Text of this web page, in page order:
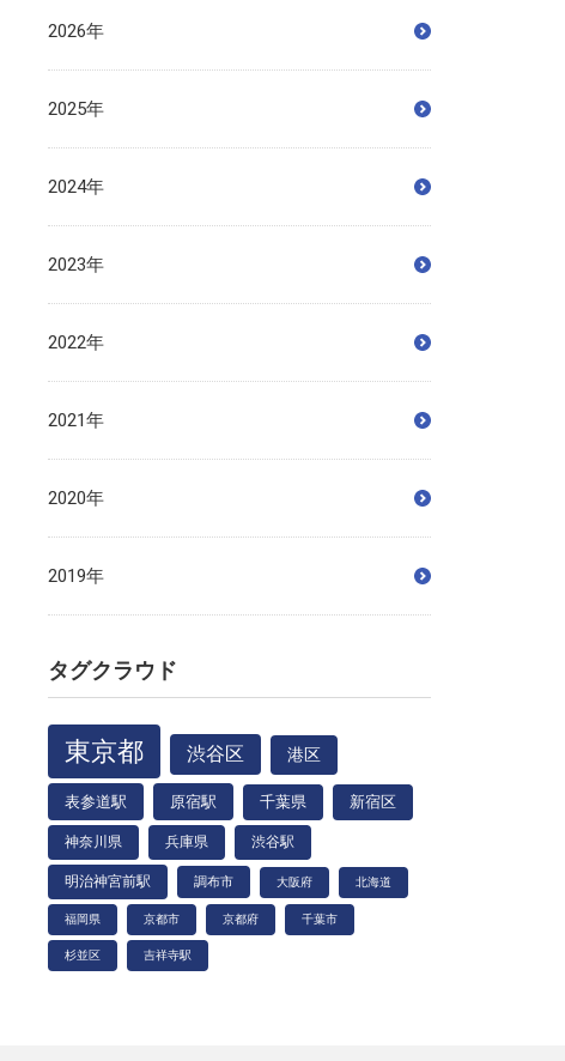
2026年
2025年
2024年
2023年
2022年
2021年
2020年
2019年
タグクラウド
東京都 渋谷区 港区
表参道駅 原宿駅 千葉県 新宿区
神奈川県 兵庫県 渋谷駅
明治神宮前駅 調布市 大阪府 北海道
福岡県 京都市 京都府 千葉市
杉並区 吉祥寺駅